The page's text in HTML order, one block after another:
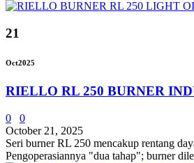
21
Oct2025
RIELLO RL 250 BURNER
0
0
October 21, 2025
Seri burner RL 250 mencakup rentang
Pengoperasiannya "dua tahap"; burner